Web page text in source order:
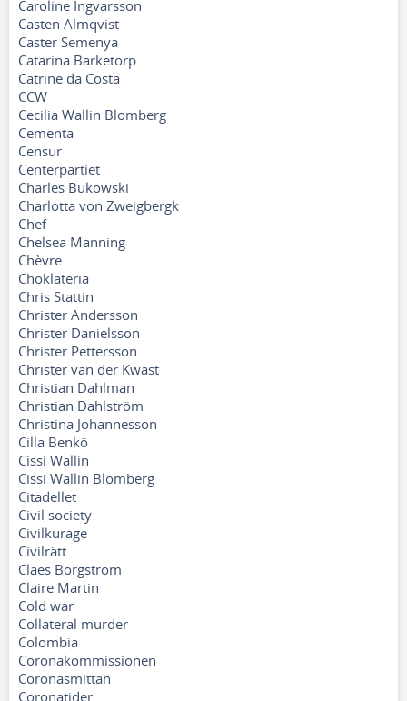
Caroline Ingvarsson
Casten Almqvist
Caster Semenya
Catarina Barketorp
Catrine da Costa
CCW
Cecilia Wallin Blomberg
Cementa
Censur
Centerpartiet
Charles Bukowski
Charlotta von Zweigbergk
Chef
Chelsea Manning
Chèvre
Choklateria
Chris Stattin
Christer Andersson
Christer Danielsson
Christer Pettersson
Christer van der Kwast
Christian Dahlman
Christian Dahlström
Christina Johannesson
Cilla Benkö
Cissi Wallin
Cissi Wallin Blomberg
Citadellet
Civil society
Civilkurage
Civilrätt
Claes Borgström
Claire Martin
Cold war
Collateral murder
Colombia
Coronakommissionen
Coronasmittan
Coronatider